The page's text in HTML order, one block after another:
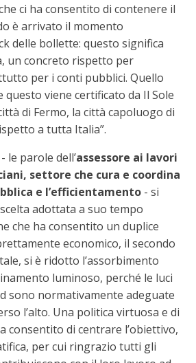
ci ha consentito di contenere il
è arrivato il momento
delle bollette: questo significa
un concreto rispetto per
per i conti pubblici. Quello
questo viene certificato da Il Sole
di Fermo, la città capoluogo di
a tutta Italia”.
le parole dell’assessore ai lavori
settore che cura e coordina
e l’efficientamento - si
adottata a suo tempo
che ha consentito un duplice
economico, il secondo
si è ridotto l’assorbimento
luminoso, perché le luci
sono normativamente adeguate
l’alto. Una politica virtuosa e di
consentito di centrare l’obiettivo,
per cui ringrazio tutti gli